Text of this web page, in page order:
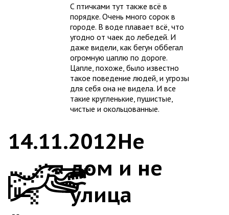
С птичками тут также всё в
порядке. Очень много сорок в
городе. В воде плавает всё, что
угодно от чаек до лебедей. И
даже видели, как бегун оббегал
огромную цаплю по дороге.
Цапле, похоже, было известно
такое поведение людей, и угрозы
для себя она не видела. И все
такие кругленькие, пушистые,
чистые и окольцованные.
14.11.2012Не
дом и не
улица